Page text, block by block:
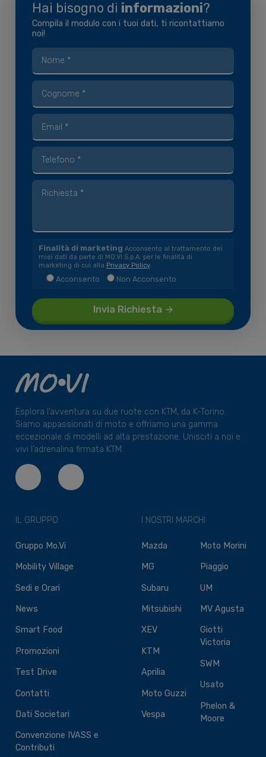
Hai bisogno di informazioni?
Compila il modulo con i tuoi dati, ti ricontattiamo
noi!
Finalità di marketing Acconsento al trattamento dei
miei dati da parte di MO.VI S.p.A. per le finalità di
marketing di cui alla Privacy Policy.
Acconsento Non Acconsento
Esplora l’avventura su due ruote con KTM, da K-Torino.
Siamo appassionati di moto e offriamo una gamma
eccezionale di modelli ad alta prestazione. Unisciti a noi e
vivi l’adrenalina firmata KTM.
IL GRUPPO
Gruppo Mo.Vi
Mobility Village
Sedi e Orari
News
Smart Food
Promozioni
Test Drive
Contatti
Dati Societari
Convenzione IVASS e
Contributi
I NOSTRI MARCHI
Mazda
MG
Subaru
Mitsubishi
XEV
KTM
Aprilia
Moto Guzzi
Vespa
Moto Morini
Piaggio
UM
MV Agusta
Giotti
Victoria
SWM
Usato
Phelon &
Moore